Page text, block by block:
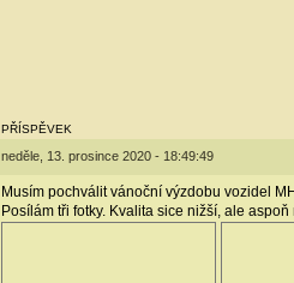
PŘÍSPĚVEK
neděle, 13. prosince 2020 - 18:49:49
Musím pochválit vánoční výzdobu vozidel
Posílám tři fotky. Kvalita sice nižší, ale